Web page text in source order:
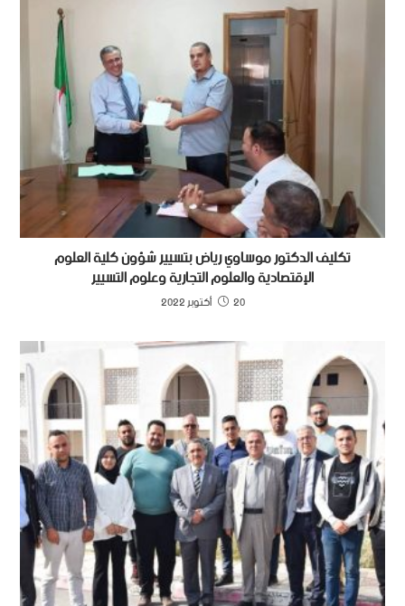
تكليف الدكتور موساوي رياض بتسيير شؤون كلية العلوم
الإقتصادية والعلوم التجارية وعلوم التسيير
20 أكتوبر 2022